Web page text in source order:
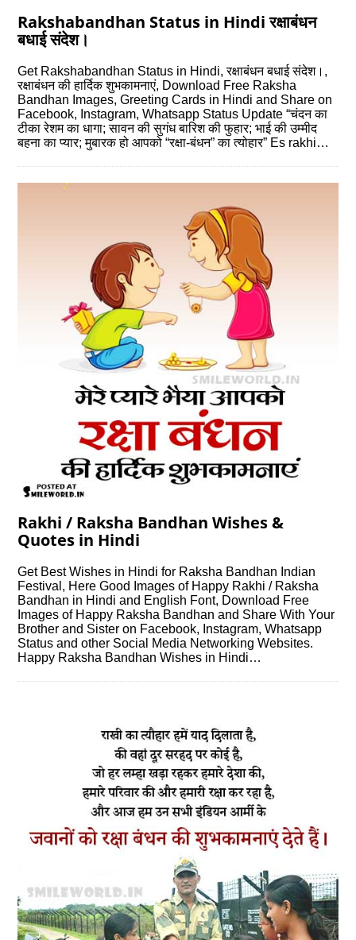
Rakshabandhan Status in Hindi रक्षाबंधन
बधाई संदेश।
Get Rakshabandhan Status in Hindi, रक्षाबंधन बधाई संदेश।,
रक्षाबंधन की हार्दिक शुभकामनाएं, Download Free Raksha
Bandhan Images, Greeting Cards in Hindi and Share on
Facebook, Instagram, Whatsapp Status Update “चंदन का
टीका रेशम का धागा; सावन की सुगंध बारिश की फुहार; भाई की उम्मीद
बहना का प्यार; मुबारक हो आपको “रक्षा-बंधन” का त्योहार” Es rakhi…
Rakhi / Raksha Bandhan Wishes &
Quotes in Hindi
Get Best Wishes in Hindi for Raksha Bandhan Indian
Festival, Here Good Images of Happy Rakhi / Raksha
Bandhan in Hindi and English Font, Download Free
Images of Happy Raksha Bandhan and Share With Your
Brother and Sister on Facebook, Instagram, Whatsapp
Status and other Social Media Networking Websites.
Happy Raksha Bandhan Wishes in Hindi…